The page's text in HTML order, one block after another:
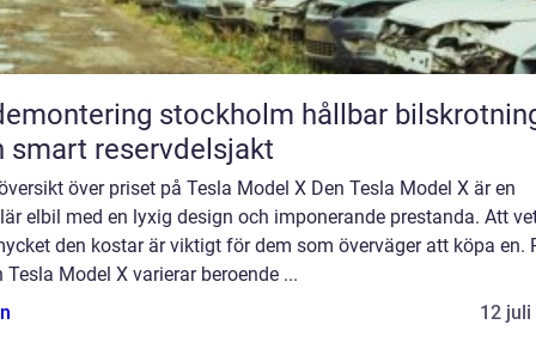
stockholm hållbar bilskrotning
smart reservdelsjakt
över priset på Tesla Model X Den Tesla Model X är en
elbil med en lyxig design och imponerande prestanda. Att
den kostar är viktigt för dem som överväger att köpa en.
Tesla Model X varierar beroende ...
12 juli